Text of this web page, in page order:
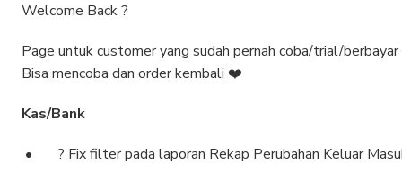
Welcome Back ?
Page untuk customer yang sudah pernah coba/trial/
Bisa mencoba dan order kembali ❤️
Kas/Bank
? Fix filter pada laporan Rekap Perubahan Keluar